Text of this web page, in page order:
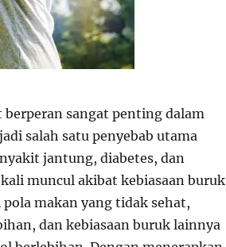
sangat penting dalam
salah satu penyebab utama
jantung, diabetes, dan
muncul akibat kebiasaan buruk
makan yang tidak sehat,
dan kebiasaan buruk lainnya